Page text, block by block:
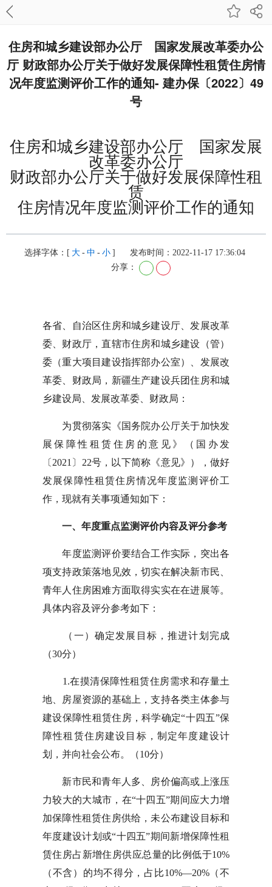
住房和城乡建设部办公厅 国家发展改革委办公
厅 财政部办公厅关于做好发展保障性租赁住房情
况年度监测评价工作的通知- 建办保〔2022〕49
号
住房和城乡建设部办公厅 国家发展
改革委办公厅
财政部办公厅关于做好发展保障性租
赁
住房情况年度监测评价工作的通知
选择字体：[ 大 - 中 - 小 ]
发布时间：2022-11-17 17:36:04
分享：
各省、自治区住房和城乡建设厅、发展改革
委、财政厅，直辖市住房和城乡建设（管）
委（重大项目建设指挥部办公室）、发展改
革委、财政局，新疆生产建设兵团住房和城
乡建设局、发展改革委、财政局：
为贯彻落实《国务院办公厅关于加快发
展保障性租赁住房的意见》（国办发
〔2021〕22号，以下简称《意见》），做好
发展保障性租赁住房情况年度监测评价工
作，现就有关事项通知如下：
一、年度重点监测评价内容及评分参考
年度监测评价要结合工作实际，突出各
项支持政策落地见效，切实在解决新市民、
青年人住房困难方面取得实实在在进展等。
具体内容及评分参考如下：
（一）确定发展目标，推进计划完成
（30分）
1.在摸清保障性租赁住房需求和存量土
地、房屋资源的基础上，支持各类主体参与
建设保障性租赁住房，科学确定“十四五”保
障性租赁住房建设目标，制定年度建设计
划，并向社会公布。（10分）
新市民和青年人多、房价偏高或上涨压
力较大的大城市，在“十四五”期间应大力增
加保障性租赁住房供给，未公布建设目标和
年度建设计划或“十四五”期间新增保障性租
赁住房占新增住房供应总量的比例低于10%
（不含）的均不得分，占比10%—20%（不